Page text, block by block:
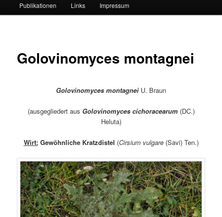
Publikationen Links Impressum
Golovinomyces montagnei
Golovinomyces montagnei U. Braun
(ausgegliedert aus Golovinomyces cichoracearum(DC.)
Heluta)
Wirt:Gewöhnliche Kratzdistel (Cirsium vulgare(Savi) Ten.)